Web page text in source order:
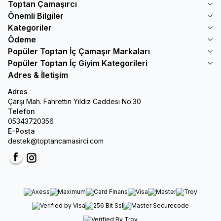
Toptan Çamaşırcı
Önemli Bilgiler
Kategoriler
Ödeme
Popüler Toptan İç Çamaşır Markaları
Popüler Toptan İç Giyim Kategorileri
Adres & İletişim
Adres
Çarşı Mah. Fahrettin Yıldız Caddesi No:30
Telefon
05343720356
E-Posta
destek@toptancamasirci.com
FacebookInstagram